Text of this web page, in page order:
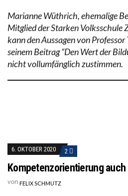
Marianne Wüthrich, ehemalige
Mitglied der Starken Volksschule
kann den Aussagen von
seinem Beitrag “Den Wert der
nicht vollumfänglich zustimmen.
6. OKTOBER 2020 2
Kompetenzorientierung auch
von FELIX SCHMUTZ